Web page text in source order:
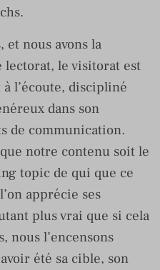
et nous avons la
lectorat, le visitorat est
l’écoute, discipliné
dans son
de communication.
notre contenu soit le
topic de qui que ce
apprécie ses
plus vrai que si cela
nous l’encensons
été sa cible, son